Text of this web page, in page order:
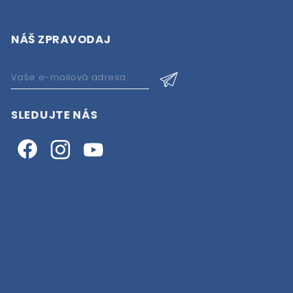
NÁŠ ZPRAVODAJ
SLEDUJTE NÁS